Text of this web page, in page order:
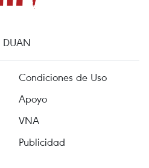
DUAN
Condiciones de Uso
Apoyo
VNA
Publicidad